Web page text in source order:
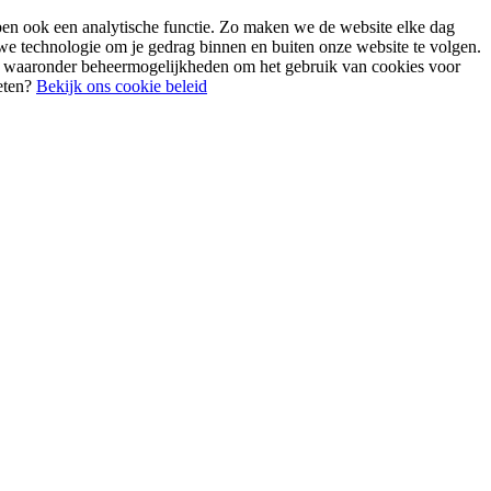
ook een analytische functie. Zo maken we de website elke dag
technologie om je gedrag binnen en buiten onze website te volgen.
beheermogelijkheden om het gebruik van cookies voor
Bekijk ons cookie beleid